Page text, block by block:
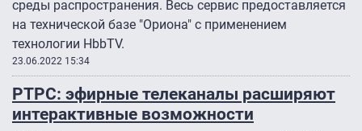
среды распространения. Весь сервис предоставляется
на технической базе "Ориона" с применением
технологии НbbТV.
23.06.2022 15:34
РТРС: эфирные телеканалы расширяют
интерактивные возможности